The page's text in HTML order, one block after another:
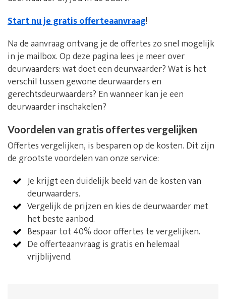
Start nu je gratis offerteaanvraag!
Na de aanvraag ontvang je de offertes zo snel mogelijk
in je mailbox. Op deze pagina lees je meer over
deurwaarders: wat doet een deurwaarder? Wat is het
verschil tussen gewone deurwaarders en
gerechtsdeurwaarders? En wanneer kan je een
deurwaarder inschakelen?
Voordelen van gratis offertes vergelijken
Offertes vergelijken, is besparen op de kosten. Dit zijn
de grootste voordelen van onze service:
Je krijgt een duidelijk beeld van de kosten van
deurwaarders.
Vergelijk de prijzen en kies de deurwaarder met
het beste aanbod.
Bespaar tot 40% door offertes te vergelijken.
De offerteaanvraag is gratis en helemaal
vrijblijvend.